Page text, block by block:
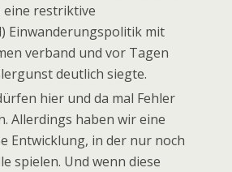
eine restriktive
Einwanderungspolitik mit
verband und vor Tagen
deutlich siegte.
hier und da mal Fehler
Allerdings haben wir eine
Entwicklung, in der nur noch
spielen. Und wenn diese